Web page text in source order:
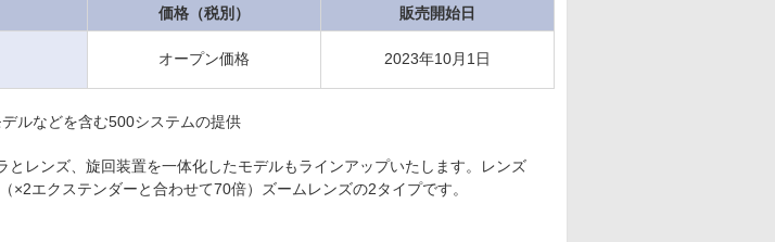
価格（税別）
販売開始日
オープン価格 2023年10月1日
ルなどを含む500システムの提供
とレンズ、旋回装置を一体化したモデルもラインアップいたします。レンズ
×2エクステンダーと合わせて70倍）ズームレンズの2タイプです。